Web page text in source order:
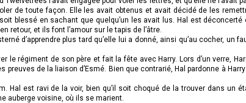
de toute façon. Elle les avait obtenus et avait décidé de les
blessé en sachant que quelqu’un les avait lus. Hal est déconcerté
retour, et ils font l’amour sur le tapis de l’âtre.
d’apprendre plus tard qu’elle lui a donné, ainsi qu’au cocher, un
le régiment de son père et fait la fête avec Harry. Lors d’un verre,
de la liaison d’Esmé. Bien que contrarié, Hal pardonne à Harry
Hal est ravi de la voir, bien qu’il soit choqué de la trouver dans un
auberge voisine, où ils se marient.